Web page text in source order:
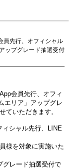
員先行、オフィシャル
ップグレード抽選受付
会員先行、オフィ
エリア」アップグレ
ていただきます。
シャル先行、
LINE
様を対象に実施いた
グレード抽選受付で